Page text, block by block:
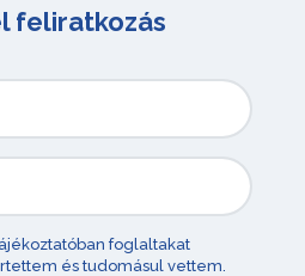
feliratkozás
foglaltakat
és tudomásul vettem.